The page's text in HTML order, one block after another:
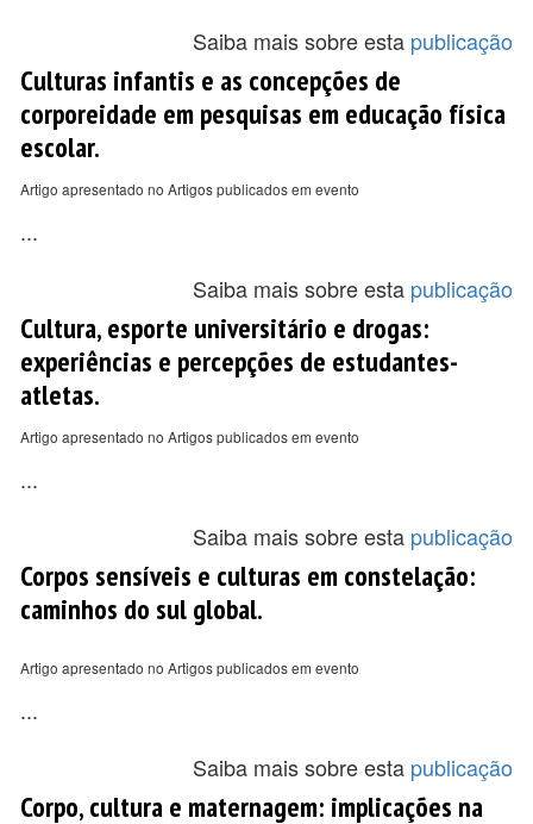
Saiba mais sobre esta publicação
Culturas infantis e as concepções de
corporeidade em pesquisas em educação física
escolar.
Artigo apresentado no Artigos publicados em evento
...
Saiba mais sobre esta publicação
Cultura, esporte universitário e drogas:
experiências e percepções de estudantes-
atletas.
Artigo apresentado no Artigos publicados em evento
...
Saiba mais sobre esta publicação
Corpos sensíveis e culturas em constelação:
caminhos do sul global.
Artigo apresentado no Artigos publicados em evento
...
Saiba mais sobre esta publicação
Corpo, cultura e maternagem: implicações na